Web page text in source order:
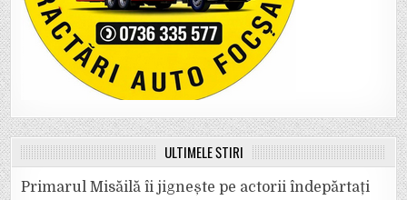
ULTIMELE ȘTIRI
Primarul Misăilă îi jignește pe actorii îndepărtați